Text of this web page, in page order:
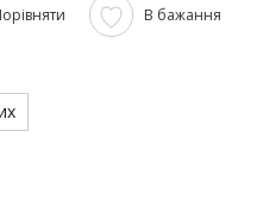
В бажання